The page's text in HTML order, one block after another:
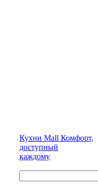
Кухни Mall Комфорт,
доступный
каждому